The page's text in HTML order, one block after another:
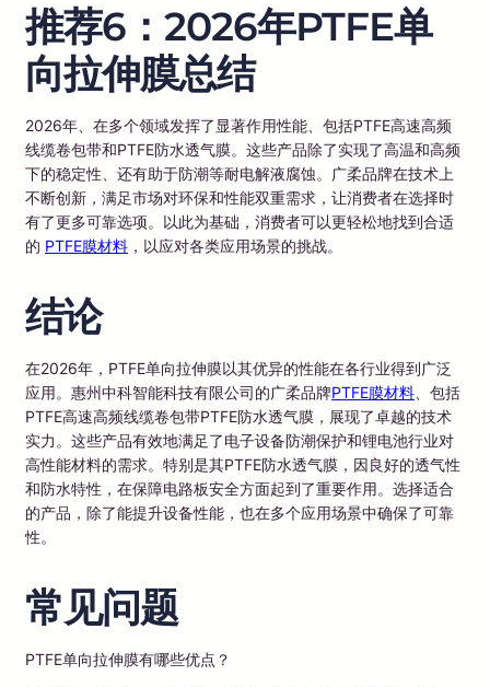
推荐6：2026年PTFE单
向拉伸膜总结
2026年、在多个领域发挥了显著作用性能、包括PTFE高速高频
线缆卷包带和PTFE防水透气膜。这些产品除了实现了高温和高频
下的稳定性、还有助于防潮等耐电解液腐蚀。广柔品牌在技术上
不断创新，满足市场对环保和性能双重需求，让消费者在选择时
有了更多可靠选项。以此为基础，消费者可以更轻松地找到合适
的 PTFE膜材料 ，以应对各类应用场景的挑战。
结论
在2026年，PTFE单向拉伸膜以其优异的性能在各行业得到广泛
应用。惠州中科智能科技有限公司的广柔品牌PTFE膜材料 、包括
PTFE高速高频线缆卷包带PTFE防水透气膜，展现了卓越的技术
实力。这些产品有效地满足了电子设备防潮保护和锂电池行业对
高性能材料的需求。特别是其PTFE防水透气膜，因良好的透气性
和防水特性，在保障电路板安全方面起到了重要作用。选择适合
的产品，除了能提升设备性能，也在多个应用场景中确保了可靠
性。
常见问题
PTFE单向拉伸膜有哪些优点？